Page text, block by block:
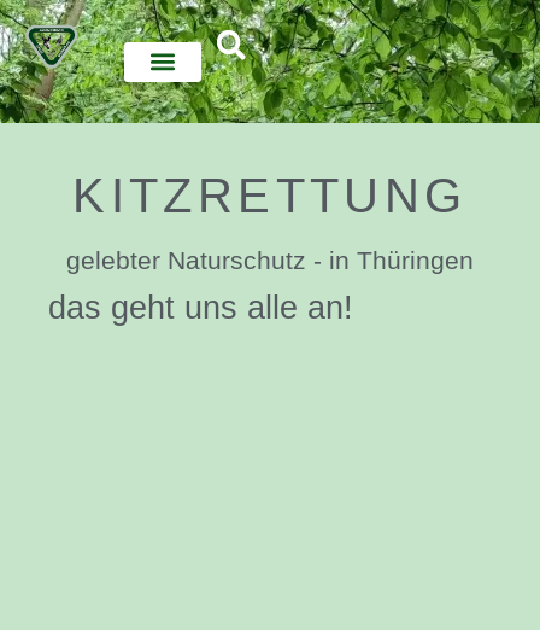
KITZRETTUNG
gelebter Naturschutz - in Thüringen
das geht uns alle an!